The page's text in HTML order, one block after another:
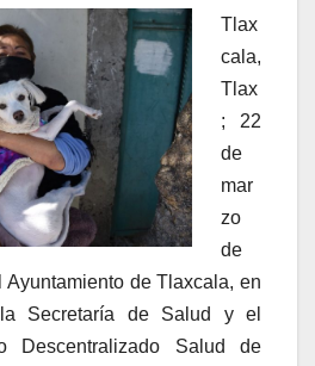
Tlax
cala,
Tlax
; 22
de
mar
zo
de
Ayuntamiento de Tlaxcala, en
Secretaría de Salud y el
Descentralizado Salud de